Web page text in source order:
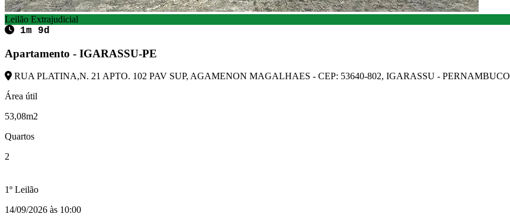
Leilão Extrajudicial
1m 9d
Apartamento - IGARASSU-PE
RUA PLATINA,N. 21 APTO. 102 PAV SUP, AGAMENON MAGALHAES - CEP: 53640-802, IGARASSU - PERNAMBUCO
Área útil
53,08m2
Quartos
2
1º Leilão
14/09/2026 às 10:00